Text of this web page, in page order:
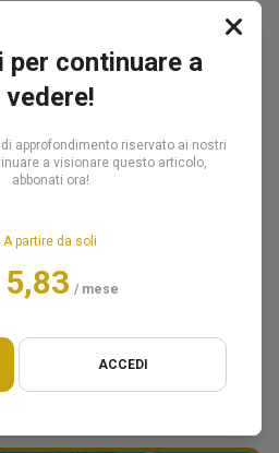
per continuare a
vedere!
approfondimento riservato ai nostri
a visionare questo articolo,
abbonati ora!
A partire da soli
/ mese
ACCEDI
la fase da 100.000€ a